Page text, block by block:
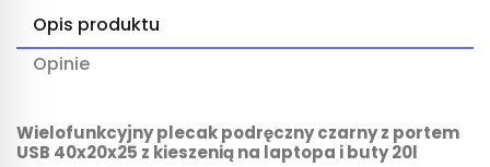
Opis produktu
Opinie
Wielofunkcyjny plecak podręczny czarny z portem
USB 40x20x25 z kieszenią na laptopa i buty 20l